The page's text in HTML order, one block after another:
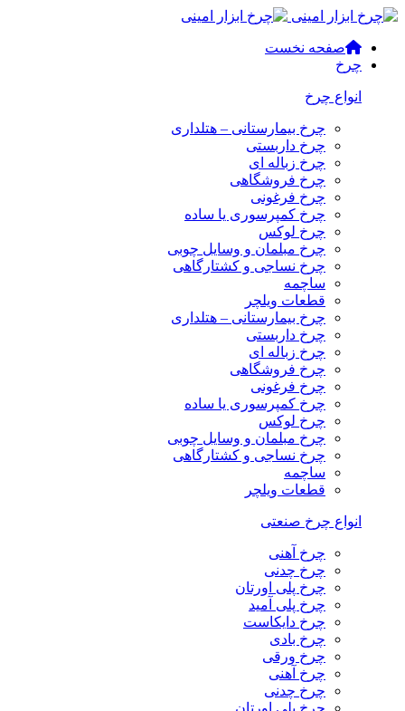
صفحه نخست
چرخ
انواع چرخ
چرخ بیمارستانی – هتلداری
چرخ داربستی
چرخ زباله ای
چرخ فروشگاهی
چرخ فرغونی
چرخ کمپرسوری یا ساده
چرخ لوکس
چرخ مبلمان و وسایل چوبی
چرخ نساجی و کشتارگاهی
ساچمه
قطعات ویلچر
چرخ بیمارستانی – هتلداری
چرخ داربستی
چرخ زباله ای
چرخ فروشگاهی
چرخ فرغونی
چرخ کمپرسوری یا ساده
چرخ لوکس
چرخ مبلمان و وسایل چوبی
چرخ نساجی و کشتارگاهی
ساچمه
قطعات ویلچر
انواع چرخ صنعتی
چرخ آهنی
چرخ چدنی
چرخ پلی اورتان
چرخ پلی آمید
چرخ دایکاست
چرخ بادی
چرخ ورقی
چرخ آهنی
چرخ چدنی
چرخ پلی اورتان